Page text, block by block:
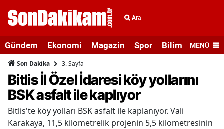
Ara
Gündem Ekonomi Magazin Spor Bilim veMENÜ
Son Dakika 3. Sayfa
Bitlis İl Özel İdaresi köy yollarını
BSK asfalt ile kaplıyor
Bitlis'te köy yolları BSK asfalt ile kaplanıyor. Vali
Karakaya, 11,5 kilometrelik projenin 5,5 kilometresinin